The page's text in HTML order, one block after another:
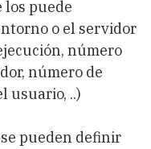
los puede
o el servidor
número
número de
usuario, ..)
pueden definir